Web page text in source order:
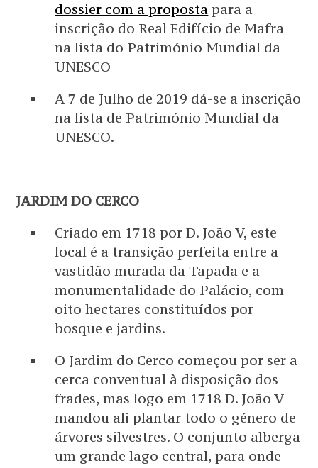
dossier com a proposta para a
inscrição do Real Edifício de Mafra
na lista do Património Mundial da
UNESCO
A 7 de Julho de 2019 dá-se a inscrição
na lista de Património Mundial da
UNESCO.
JARDIM DO CERCO
Criado em 1718 por D. João V, este
local é a transição perfeita entre a
vastidão murada da Tapada e a
monumentalidade do Palácio, com
oito hectares constituídos por
bosque e jardins.
O Jardim do Cerco começou por ser a
cerca conventual à disposição dos
frades, mas logo em 1718 D. João V
mandou ali plantar todo o género de
árvores silvestres. O conjunto alberga
um grande lago central, para onde